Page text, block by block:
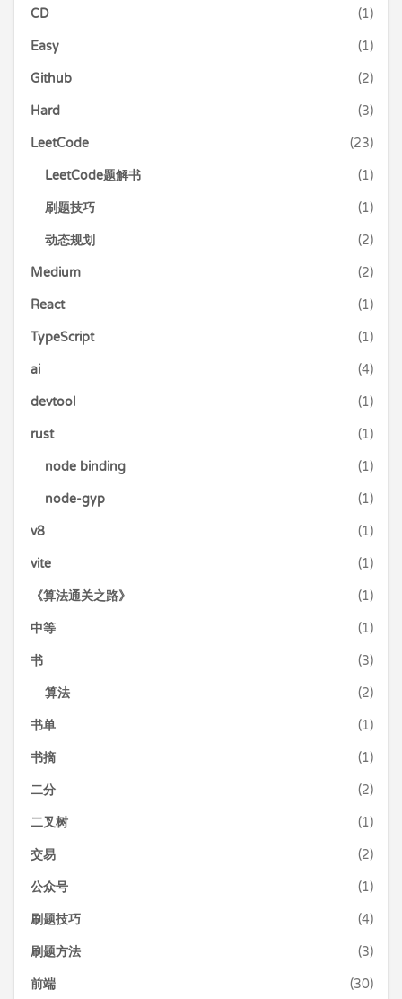
CD (1)
Easy (1)
Github (2)
Hard (3)
LeetCode (23)
LeetCode题解书 (1)
刷题技巧 (1)
动态规划 (2)
Medium (2)
React (1)
TypeScript (1)
ai (4)
devtool (1)
rust (1)
node binding (1)
node-gyp (1)
v8 (1)
vite (1)
《算法通关之路》 (1)
中等 (1)
书 (3)
算法 (2)
书单 (1)
书摘 (1)
二分 (2)
二叉树 (1)
交易 (2)
公众号 (1)
刷题技巧 (4)
刷题方法 (3)
前端 (30)